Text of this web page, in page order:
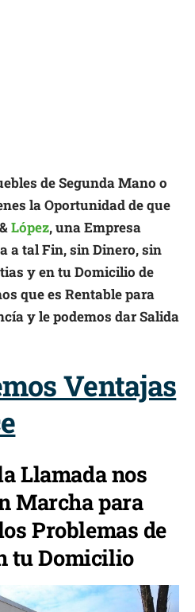
de Segunda Mano o
la Oportunidad de que
&López, una Empresa
a tal Fin, sin Dinero, sin
y en tu Domicilio de
que es Rentable para
y le podemos dar Salida
Ventajas
Llamada nos
Marcha para
Problemas de
tu Domicilio